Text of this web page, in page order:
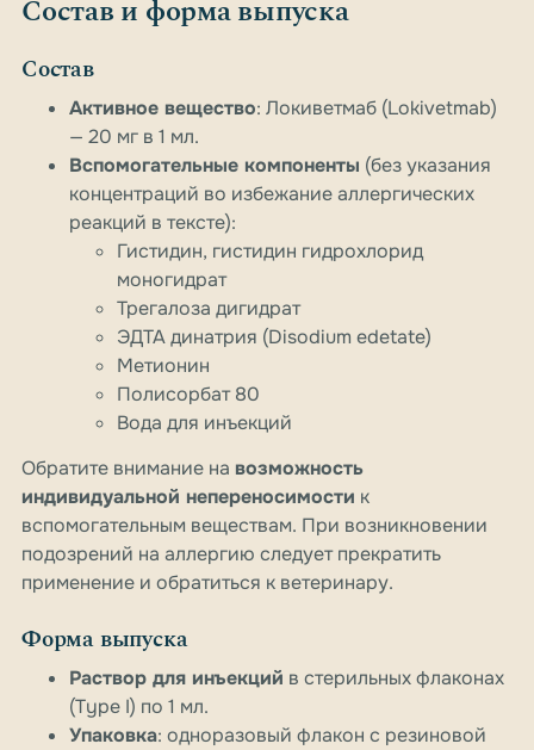
Состав и форма выпуска
Состав
Активное вещество: Локиветмаб (Lokivetmab)
— 20 мг в 1 мл.
Вспомогательные компоненты (без указания
концентраций во избежание аллергических
реакций в тексте):
Гистидин, гистидин гидрохлорид
моногидрат
Трегалоза дигидрат
ЭДТА динатрия (Disodium edetate)
Метионин
Полисорбат 80
Вода для инъекций
Обратите внимание на возможность
индивидуальной непереносимости к
вспомогательным веществам. При возникновении
подозрений на аллергию следует прекратить
применение и обратиться к ветеринару.
Форма выпуска
Раствор для инъекций в стерильных флаконах
(Type I) по 1 мл.
Упаковка: одноразовый флакон с резиновой